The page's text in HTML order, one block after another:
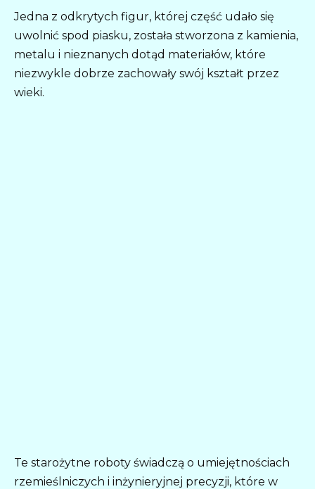
Jedna z odkrytych figur, której część udało się
uwolnić spod piasku, została stworzona z kamienia,
metalu i nieznanych dotąd materiałów, które
niezwykle dobrze zachowały swój kształt przez
wieki.
Te starożytne roboty świadczą o umiejętnościach
rzemieślniczych i inżynieryjnej precyzji, które w